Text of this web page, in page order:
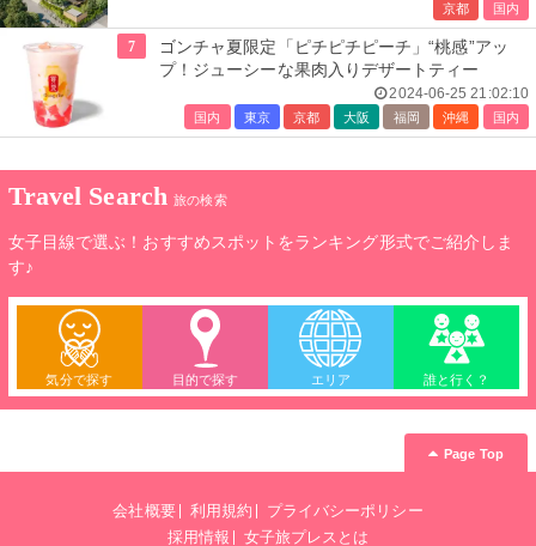
京都 国内
7
ゴンチャ夏限定「ピチピチピーチ」“桃感”アッ
プ！ジューシーな果肉入りデザートティー
2024-06-25 21:02:10
国内 東京 京都 大阪 福岡 沖縄 国内
Travel Search 旅の検索
女子目線で選ぶ！おすすめスポットをランキング形式でご紹介しま
す♪
気分で探す 目的で探す エリア 誰と行く？
Page Top
会社概要 利用規約
プライバシーポリシー
採用情報
女子旅プレスとは